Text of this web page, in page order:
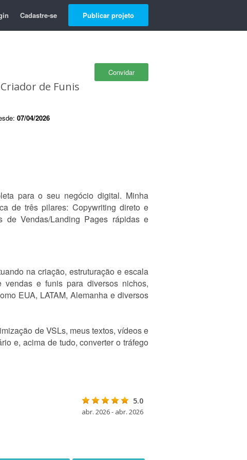
Cadastre-se Publicar projeto
Convidar
de Funis
07/04/2026
para o seu negócio digital. Minha
de três pilares: Copywriting direto e
Vendas/Landing Pages rápidas e
na criação, estruturação e escala
e funis para diversos nichos,
EUA, LATAM, Alemanha e diversos
de VSLs, meus textos, vídeos e
e, acima de tudo, converter o tráfego
5.0
abr. 2026 - abr. 2026